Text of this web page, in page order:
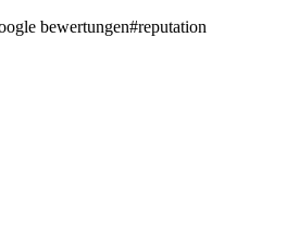
bewertungen#reputation